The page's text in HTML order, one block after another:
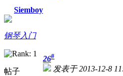
Siemboy
钢琴入门
帖子
26#
发表于 2013-12-8